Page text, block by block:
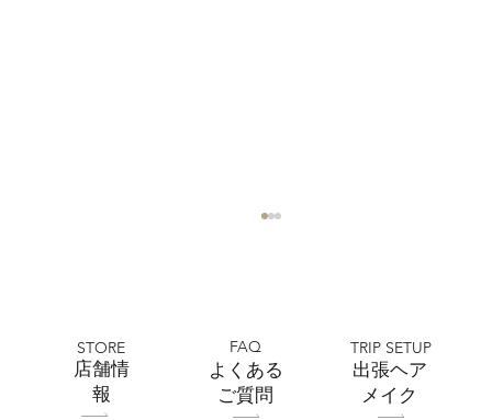
STORE
​店舗情
報
FAQ
よくある
ご質問
TRIP SETUP
出張ヘア
メイク